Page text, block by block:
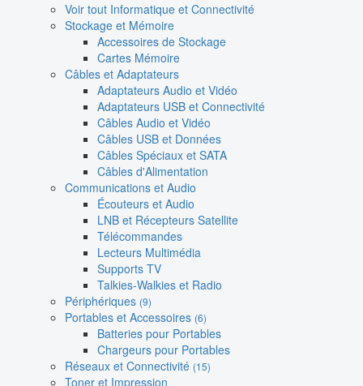
Voir tout Informatique et Connectivité
Stockage et Mémoire
Accessoires de Stockage
Cartes Mémoire
Câbles et Adaptateurs
Adaptateurs Audio et Vidéo
Adaptateurs USB et Connectivité
Câbles Audio et Vidéo
Câbles USB et Données
Câbles Spéciaux et SATA
Câbles d'Alimentation
Communications et Audio
Écouteurs et Audio
LNB et Récepteurs Satellite
Télécommandes
Lecteurs Multimédia
Supports TV
Talkies-Walkies et Radio
Périphériques (9)
Portables et Accessoires (6)
Batteries pour Portables
Chargeurs pour Portables
Réseaux et Connectivité (15)
Toner et Impression